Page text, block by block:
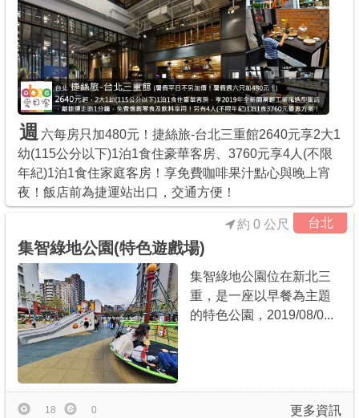
週 六每房只加480元！捷絲旅-台北三重館2640元享2大1
幼(115公分以下)1泊1食住豪華客房、3760元享4人(不限
年紀)1泊1食住家庭客房！享免費咖啡果汁點心與晚上宵
夜！飯店前為捷運站出口，交通方便！
台北
集智綠地公園(特色遊戲場)
約 0 公尺
集智綠地公園位在新北三
重，是一座以早餐為主題
的特色公園，2019/08/0...
更多資訊
18 0